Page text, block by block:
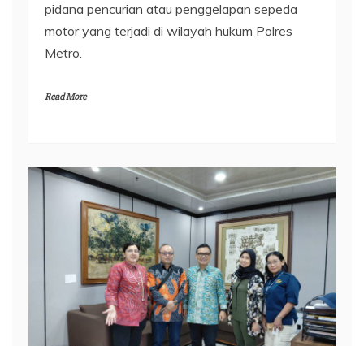
pidana pencurian atau penggelapan sepeda
motor yang terjadi di wilayah hukum Polres
Metro.
Read More